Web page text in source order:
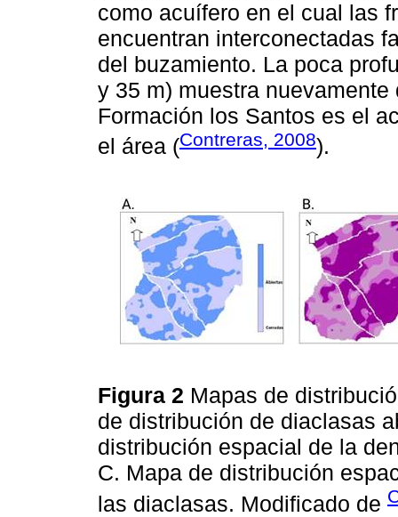
como acuífero en el cual las
encuentran interconectadas
del buzamiento. La poca
y 35 m) muestra
Formación los Santos es el
el área (Contreras, 2008).
Figura 2 Mapas de
de distribución de diaclasas
distribución espacial de la
C. Mapa de distribución
las diaclasas. Modificado de